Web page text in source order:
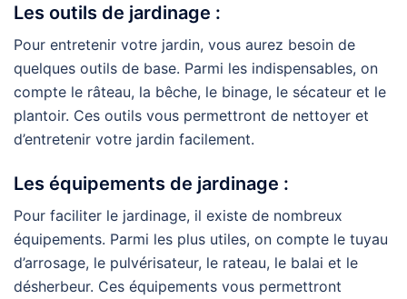
Les outils de jardinage :
Pour entretenir votre jardin, vous aurez besoin de
quelques outils de base. Parmi les indispensables, on
compte le râteau, la bêche, le binage, le sécateur et le
plantoir. Ces outils vous permettront de nettoyer et
d’entretenir votre jardin facilement.
Les équipements de jardinage :
Pour faciliter le jardinage, il existe de nombreux
équipements. Parmi les plus utiles, on compte le tuyau
d’arrosage, le pulvérisateur, le rateau, le balai et le
désherbeur. Ces équipements vous permettront